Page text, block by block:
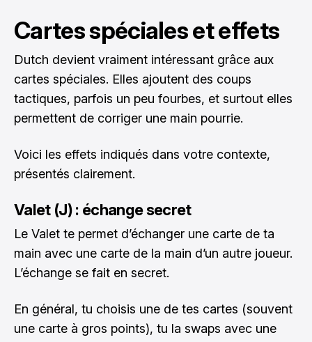
Cartes spéciales et effets
Dutch devient vraiment intéressant grâce aux
cartes spéciales. Elles ajoutent des coups
tactiques, parfois un peu fourbes, et surtout elles
permettent de corriger une main pourrie.
Voici les effets indiqués dans votre contexte,
présentés clairement.
Valet (J) : échange secret
Le Valet te permet d’échanger une carte de ta
main avec une carte de la main d’un autre joueur.
L’échange se fait en secret.
En général, tu choisis une de tes cartes (souvent
une carte à gros points), tu la swaps avec une